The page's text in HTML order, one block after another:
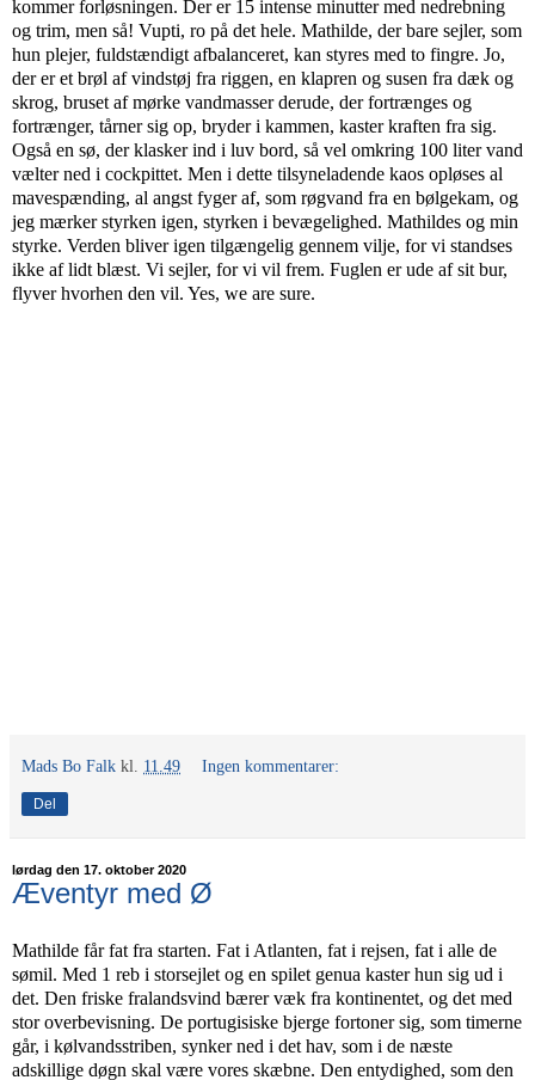
kommer forløsningen. Der er 15 intense minutter med nedrebning
og trim, men så! Vupti, ro på det hele. Mathilde, der bare sejler, som
hun plejer, fuldstændigt afbalanceret, kan styres med to fingre. Jo,
der er et brøl af vindstøj fra riggen, en klapren og susen fra dæk og
skrog, bruset af mørke vandmasser derude, der fortrænges og
fortrænger, tårner sig op, bryder i kammen, kaster kraften fra sig.
Også en sø, der klasker ind i luv bord, så vel omkring 100 liter vand
vælter ned i cockpittet. Men i dette tilsyneladende kaos opløses al
mavespænding, al angst fyger af, som røgvand fra en bølgekam, og
jeg mærker styrken igen, styrken i bevægelighed. Mathildes og min
styrke. Verden bliver igen tilgængelig gennem vilje, for vi standses
ikke af lidt blæst. Vi sejler, for vi vil frem. Fuglen er ude af sit bur,
flyver hvorhen den vil. Yes, we are sure.
Mads Bo Falk kl. 11.49 Ingen kommentarer:
Del
lørdag den 17. oktober 2020
Æventyr med Ø
Mathilde får fat fra starten. Fat i Atlanten, fat i rejsen, fat i alle de
sømil. Med 1 reb i storsejlet og en spilet genua kaster hun sig ud i
det. Den friske fralandsvind bærer væk fra kontinentet, og det med
stor overbevisning. De portugisiske bjerge fortoner sig, som timerne
går, i kølvandsstriben, synker ned i det hav, som i de næste
adskillige døgn skal være vores skæbne. Den entydighed, som den